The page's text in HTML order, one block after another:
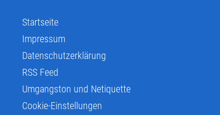
Startseite
Impressum
Datenschutzerklärung
RSS Feed
Umgangston und Netiquette
Cookie-Einstellungen